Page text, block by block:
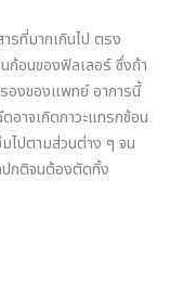
รที่มากเกินไป ตรง
ก้อนของฟิลเลอร์ ซึ่งถ้า
องของแพทย์ อาการนี้
อาจเกิดภาวะแทรกซ้อน
ไปตามส่วนต่าง ๆ จน
ปกติจนต้องตัดทิ้ง